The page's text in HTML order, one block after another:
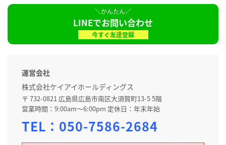
LINEでお問い合わせ
今すぐ友達登録
運営会社
株式会社ケイアイホールディングス
〒 732-0821 広島県広島市南区大須賀町13-5 5階
営業時間：9:00am～6:00pm 定休日：年末年始
TEL： 050-7586-2684